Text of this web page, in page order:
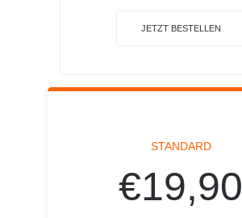
JETZT BESTELLEN
STANDARD
€19,90